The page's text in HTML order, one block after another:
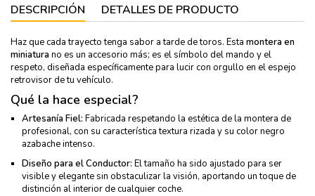
DESCRIPCIÓN DETALLES DE PRODUCTO
Haz que cada trayecto tenga sabor a tarde de toros. Esta montera en
miniatura no es un accesorio más; es el símbolo del mando y el
respeto, diseñada específicamente para lucir con orgullo en el espejo
retrovisor de tu vehículo.
Qué la hace especial?
Artesanía Fiel: Fabricada respetando la estética de la montera de
profesional, con su característica textura rizada y su color negro
azabache intenso.
Diseño para el Conductor: El tamaño ha sido ajustado para ser
visible y elegante sin obstaculizar la visión, aportando un toque de
distinción al interior de cualquier coche.